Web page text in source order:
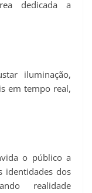
dedicada a
iluminação,
em tempo real,
o público a
identidades dos
realidade